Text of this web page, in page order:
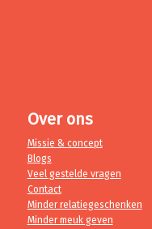
Over ons
Missie & concept
Blogs
Veel gestelde vragen
Contact
Minder relatiegeschenken
Minder meuk geven